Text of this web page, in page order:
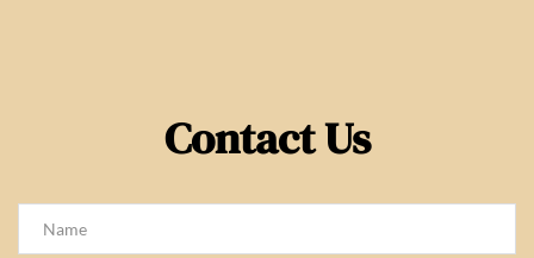
Contact Us